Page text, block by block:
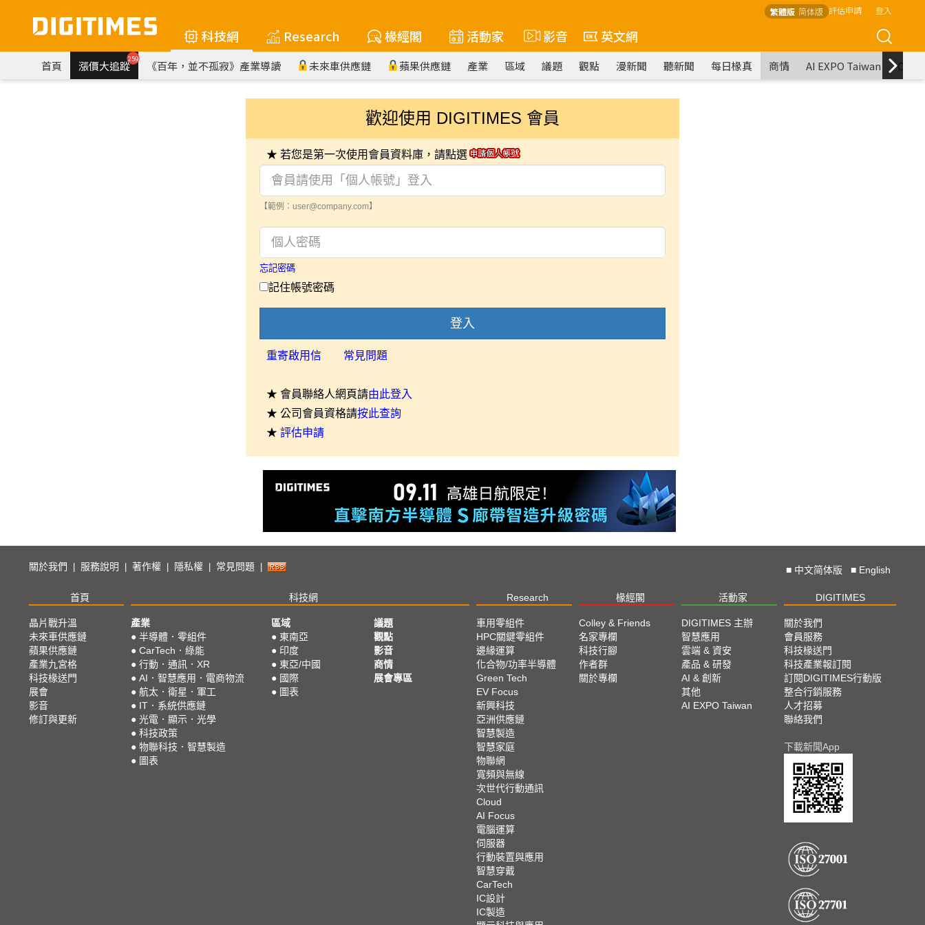
繁體版 简体版 評估申請 登入
科技網 Research 椽經閣 活動家 影音 英文網
首頁 漲價大追蹤259 《百年，並不孤寂》產業導讀 未來車供應鏈 蘋果供應鏈 產業 區域 議題 觀點 漫新聞 聽新聞 每日椽真 商情 AI EXPO Taiwan
歡迎使用 DIGITIMES 會員
★ 若您是第一次使用會員資料庫，請點選
【範例：user@company.com】
忘記密碼
記住帳號密碼
登入
重寄啟用信 常見問題
★ 會員聯絡人網頁請由此登入
★ 公司會員資格請按此查詢
★ 評估申請
關於我們 服務說明 著作權 隱私權 常見問題 ■ 中文简体版 ■ English
首頁 科技網 Research 椽經閣 活動家 DIGITIMES
晶片戰升溫
未來車供應鏈
蘋果供應鏈
產業九宮格
科技椽送門
展會
影音
修訂與更新
產業
● 半導體．零組件
● CarTech．綠能
● 行動．通訊．XR
● AI．智慧應用．電商物流
● 航太．衛星．軍工
● IT．系統供應鏈
● 光電．顯示．光學
● 科技政策
● 物聯科技．智慧製造
● 圖表
區域
● 東南亞
● 印度
● 東亞/中國
● 國際
● 圖表
議題
觀點
影音
商情
展會專區
車用零組件
HPC關鍵零組件
邊緣運算
化合物/功率半導體
Green Tech
EV Focus
新興科技
亞洲供應鏈
智慧製造
智慧家庭
物聯網
寬頻與無線
次世代行動通訊
Cloud
AI Focus
電腦運算
伺服器
行動裝置與應用
智慧穿戴
CarTech
IC設計
IC製造
Colley & Friends
名家專欄
科技行腳
作者群
關於專欄
DIGITIMES 主辦
智慧應用
雲端 & 資安
產品 & 研發
AI & 創新
其他
AI EXPO Taiwan
關於我們
會員服務
科技椽送門
科技產業報訂閱
訂閱DIGITIMES行動版
整合行銷服務
人才招募
聯絡我們
下載新聞App